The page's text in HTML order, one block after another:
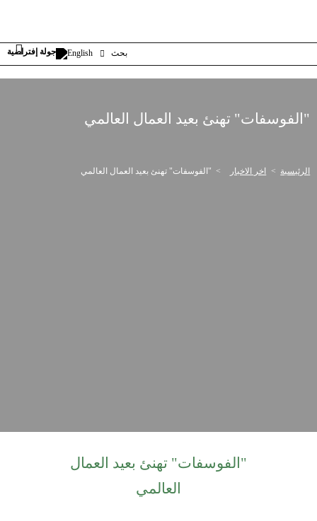
بحث English
"الفوسفات" تهنئ بعيد العمال العالمي
الرئيسية اخر الاخبار "الفوسفات" تهنئ بعيد العمال العالمي
"الفوسفات" تهنئ بعيد العمال
العالمي